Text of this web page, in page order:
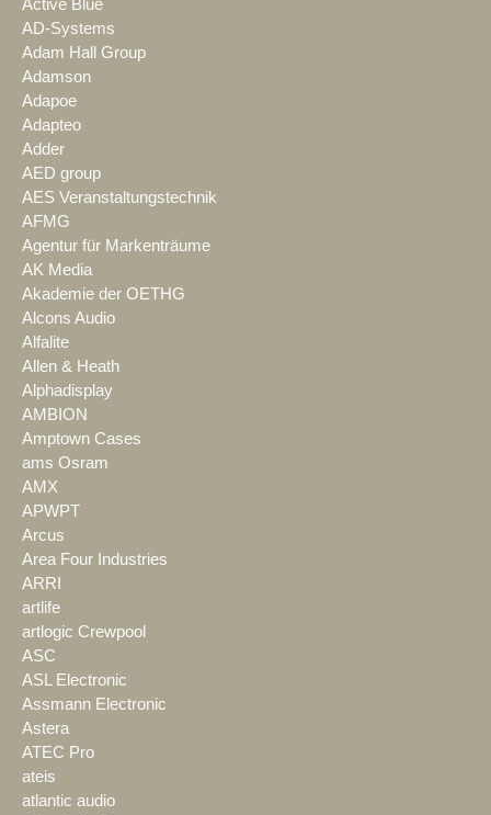
Active Blue
AD-Systems
Adam Hall Group
Adamson
Adapoe
Adapteo
Adder
AED group
AES Veranstaltungstechnik
AFMG
Agentur für Markenträume
AK Media
Akademie der OETHG
Alcons Audio
Alfalite
Allen & Heath
Alphadisplay
AMBION
Amptown Cases
ams Osram
AMX
APWPT
Arcus
Area Four Industries
ARRI
artlife
artlogic Crewpool
ASC
ASL Electronic
Assmann Electronic
Astera
ATEC Pro
ateis
atlantic audio